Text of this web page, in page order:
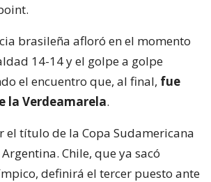
brasileña afloró en el momento
14-14 y el golpe a golpe
el encuentro que, al final, fue
la Verdeamarela.
el título de la Copa Sudamericana
Chile, que ya sacó
definirá el tercer puesto ante